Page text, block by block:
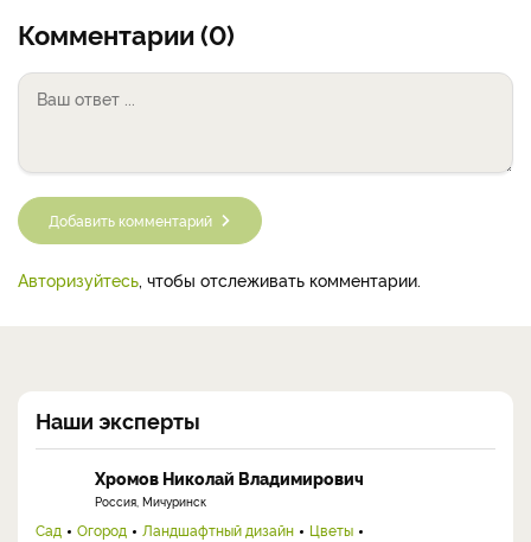
Комментарии (0)
Добавить комментарий
Авторизуйтесь , чтобы отслеживать комментарии.
Наши эксперты
Хромов Николай Владимирович
Россия, Мичуринск
Сад Огород Ландшафтный дизайн
Цветы